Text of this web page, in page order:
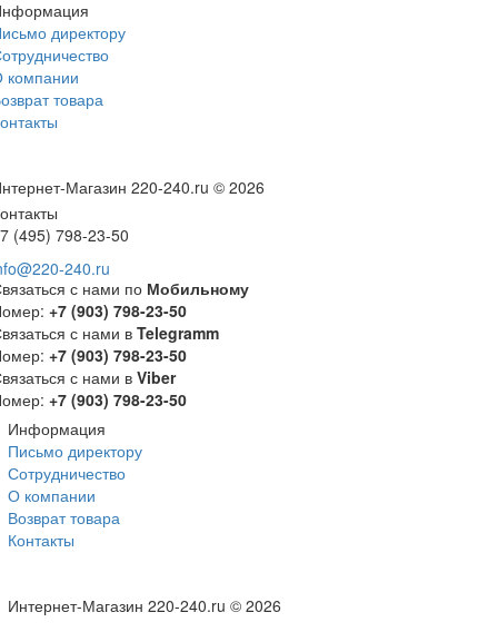
директору
компании
товара
Магазин 220-240.ru © 2026
(495) 798-23-50
240.ru
с нами по Мобильному
+7 (903) 798-23-50
с нами в Telegramm
+7 (903) 798-23-50
с нами в Viber
+7 (903) 798-23-50
Информация
Письмо директору
Сотрудничество
О компании
Возврат товара
Контакты
Интернет-Магазин 220-240.ru © 2026